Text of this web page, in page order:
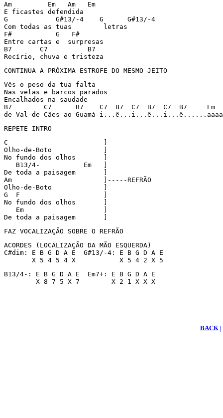
Am         Em   Am   Em
E ficastes defendida
G            G#13/-4    G      G#13/-4
Com todas as tuas        letras
F#           G   F#
Entre cartas e  surpresas
B7       C7          B7
Recírio, chuva e tristeza
CONTINUA A PRÓXIMA ESTROFE DO MESMO JEITO
Vês o peso da tua falta
Nas velas e barcos parados
Encalhados na saudade
B7        C7      B7    C7  B7  C7  B7  C7  B7     Em
de Val-de Cães ao Guamá
REPETE INTRO
C                        ]
Olho-de-Boto             ]
No fundo dos olhos       ]
   B13/4-           Em   ]
De toda a paisagem       ]
Am                       ]-----REFRÃO
Olho-de-Boto             ]
G  F                     ]
No fundo dos olhos       ]
   Em                    ]
De toda a paisagem       ]
FAZ VOCALIZAÇÃO SOBRE O REFRÃO
ACORDES (LOCALIZAÇÃO DA MÃO ESQUERDA)
C#dim: E B G D A E  G#13/-4: E B G D A E
       X 5 4 5 4 X           X 5 4 2 X 5
B13/4-: E B G D A E  Em7+: E B G D A E
        X 8 7 5 X 7        X 2 1 X X X
BACK |